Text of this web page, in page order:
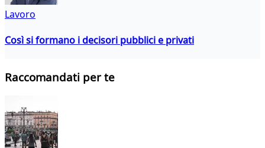
Lavoro
Così si formano i decisori pubblici e privati
Raccomandati per te